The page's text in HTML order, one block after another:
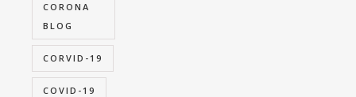
CORONA
BLOG
CORVID-19
COVID-19